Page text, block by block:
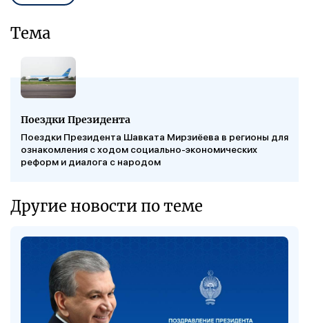
Тема
Поездки Президента
Поездки Президента Шавката Мирзиёева в регионы для
ознакомления с ходом социально-экономических
реформ и диалога с народом
Другие новости по теме